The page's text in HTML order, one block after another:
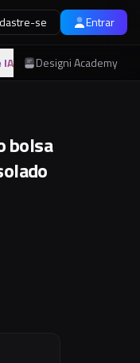
se Entrar
IA Designi Academy
bolsa